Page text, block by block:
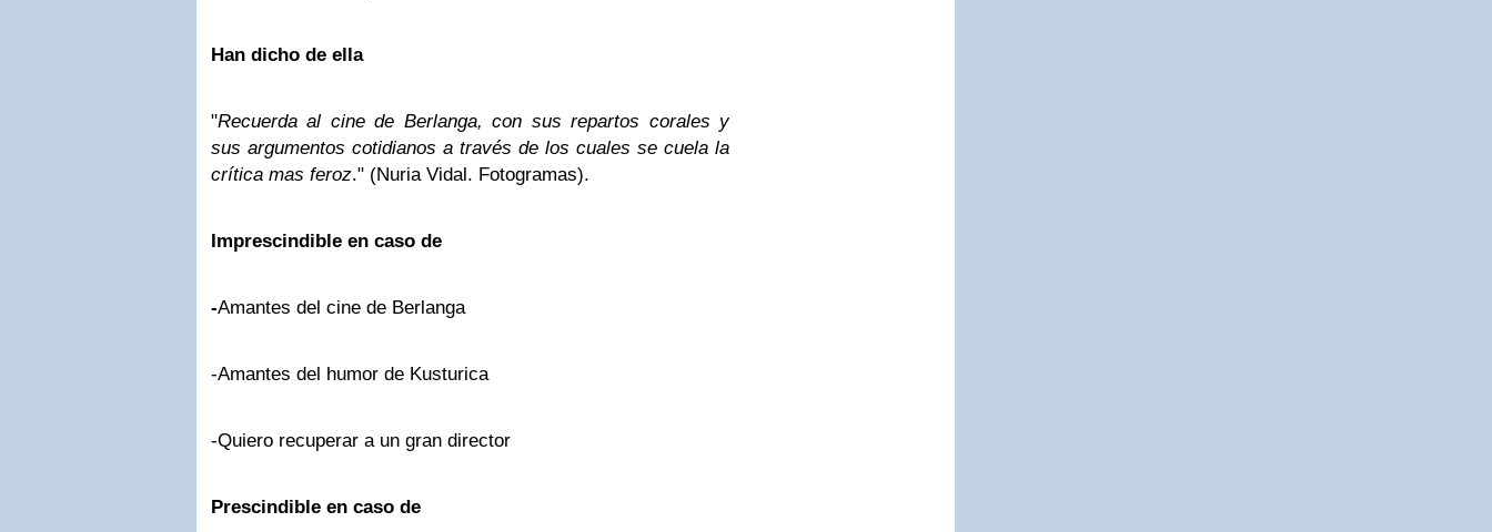
Han dicho de ella
"Recuerda al cine de Berlanga, con sus repartos corales y
sus argumentos cotidianos a través de los cuales se cuela la
crítica mas feroz." (Nuria Vidal. Fotogramas).
Imprescindible en caso de
-Amantes del cine de Berlanga
-Amantes del humor de Kusturica
-Quiero recuperar a un gran director
Prescindible en caso de